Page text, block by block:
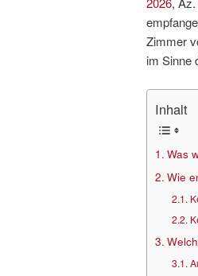
Zimmer
im Sinne
Inhalt
Was
Wie